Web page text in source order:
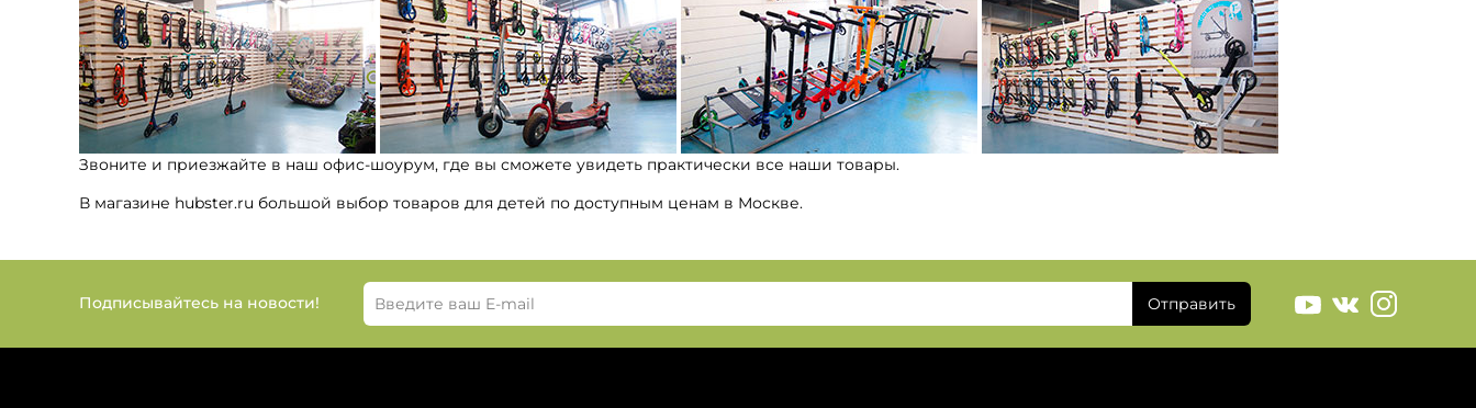
Звоните и приезжайте в наш офис-шоурум, где вы сможете увидеть практически все наши товары.
В магазине hubster.ru большой выбор товаров для детей по доступным ценам в Москве.
Подписывайтесь на новости! Отправить